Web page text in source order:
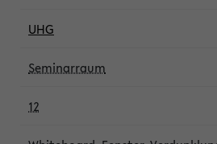
UHG
Seminarraum
12